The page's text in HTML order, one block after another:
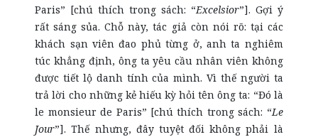
Paris” [chú thích trong sách: “Excelsior”]. Gợi ý
rất sáng sủa. Chỗ này, tác giả còn nói rõ: tại các
khách sạn viên đao phủ từng ở, anh ta nghiêm
túc khẳng định, ông ta yêu cầu nhân viên không
được tiết lộ danh tính của mình. Vì thế người ta
trả lời cho những kẻ hiếu kỳ hỏi tên ông ta: “Đó là
le monsieur de Paris” [chú thích trong sách: “Le
Jour”]. Thế nhưng, đây tuyệt đối không phải là